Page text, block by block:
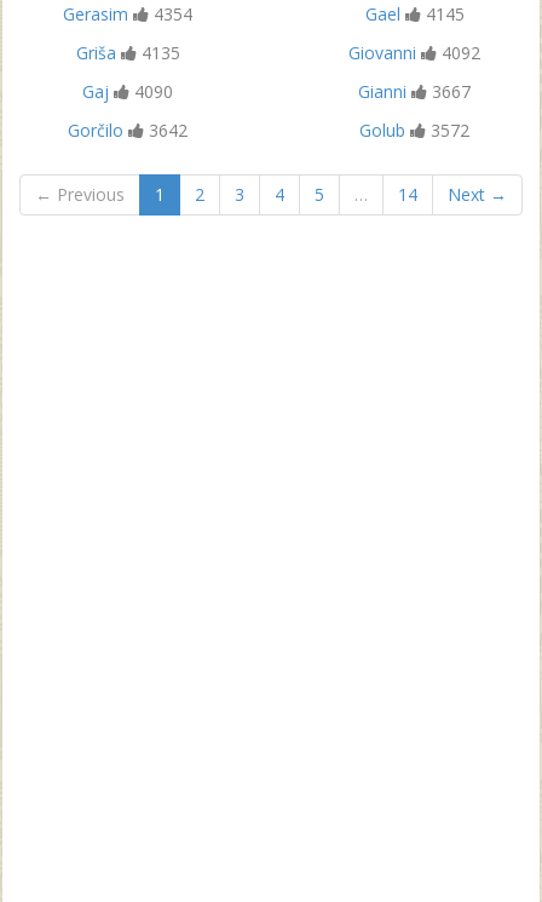
Gerasim
4354 Gael
4145
Griša
4135 Giovanni
4092
Gaj
4090 Gianni
3667
Gorčilo
3642 Golub 3572
← Previous 1 2 3 4 5 … 14 Next →